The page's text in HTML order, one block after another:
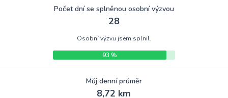
Počet dní se splněnou osobní výzvou
28
Osobní výzvu jsem splnil.
93 %
Můj denní průměr
8,72 km